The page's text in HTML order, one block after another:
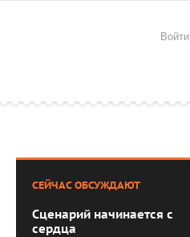
Войти
СЕЙЧАС ОБСУЖДАЮТ
Сценарий начинается с
сердца